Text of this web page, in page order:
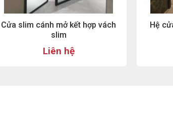
Cửa slim cánh mở kết hợp vách
slim
Liên hệ
Hệ